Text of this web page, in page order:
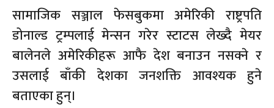
सामाजिक सञ्जाल फेसबुकमा अमेरिकी राष्ट्रपति
डोनाल्ड ट्रम्पलाई मेन्सन गरेर स्टाटस लेख्दै मेयर
बालेनले अमेरिकीहरू आफै देश बनाउन नसक्ने र
उसलाई बाँकी देशका जनशक्ति आवश्यक हुने
बताएका हुन्।